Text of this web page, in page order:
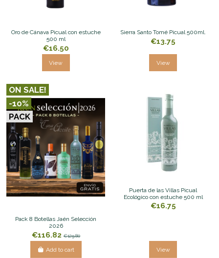
Oro de Cánava Picual con estuche
500 ml
€16.50
View
Sierra Santo Tomé Picual 500ml.
€13.75
View
ON SALE!
-10%
PACK
Pack 8 Botellas Jaén Selección
2026
€116.82€129.80
Add to cart
Puerta de las Villas Picual
Ecológico con estuche 500 ml
€16.75
View